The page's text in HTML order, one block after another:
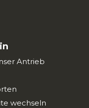
Antrieb
wechseln